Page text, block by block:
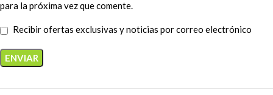
para la próxima vez que comente.
Recibir ofertas exclusivas y noticias por correo electrónico